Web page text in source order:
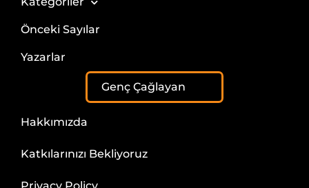
Önceki Sayılar
Yazarlar
Genç Çağlayan
Hakkımızda
Katkılarınızı Bekliyoruz